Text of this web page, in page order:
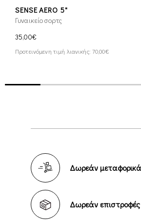
SENSE AERO 5"
Γυναικείο σορτς
35,00€
Προτεινόμενη τιμή λιανικής: 70,00€
Δωρεάν
Δωρεάν επιστροφές